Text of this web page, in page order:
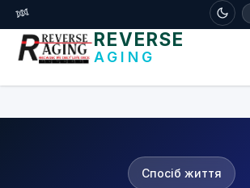
דלג לתוכן הראשי
🧬
REVERSE
AGING
Спосіб життя